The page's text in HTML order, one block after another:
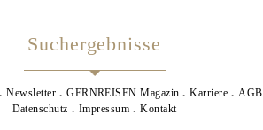
Suchergebnisse
Newsletter GERNREISEN Magazin Karriere
AGB
Datenschutz
Impressum Kontakt